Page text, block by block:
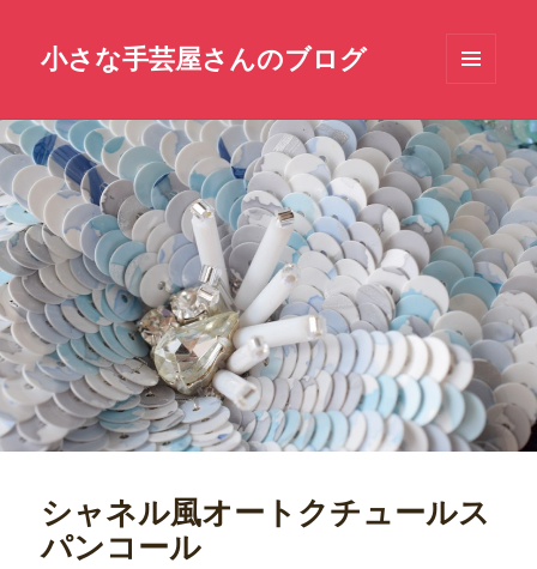
小さな手芸屋さんのブログ
ーとウ
ィジェ
ット
シャネル風オートクチュールス
パンコール